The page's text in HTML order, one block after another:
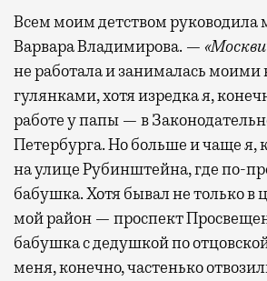
Всем моим детством руководила
Варвара Владимирова. —
не работала и занималась
гулянками, хотя изредка я,
работе у папы — в
Петербурга. Но больше и чаще я,
на улице Рубинштейна, где по-
бабушка. Хотя бывал не только в
мой район — проспект
бабушка с дедушкой по
меня, конечно, частенько